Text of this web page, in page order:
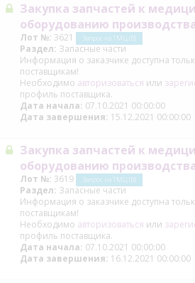
Закупка запчастей к
оборудованию
Лот №: 3621 Запрос на ТМЦ (В)
Раздел: Запасные части
Информация о заказчике доступна
поставщикам!
Необходимо авторизоваться или
профиль поставщика.
Дата начала: 07.10.2021 00:00:00
Дата завершения: 15.12.2021 00:00:00
Закупка запчастей к
оборудованию
Лот №: 3619 Запрос на ТМЦ (В)
Раздел: Запасные части
Информация о заказчике доступна
поставщикам!
Необходимо авторизоваться или
профиль поставщика.
Дата начала: 07.10.2021 00:00:00
Дата завершения: 16.12.2021 00:00:00